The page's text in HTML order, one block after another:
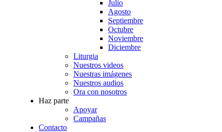
Julio
Agosto
Septiembre
Octubre
Noviembre
Diciembre
Liturgia
Nuestros videos
Nuestras imágenes
Nuestros audios
Ora con nosotros
Haz parte
Apoyar
Campañas
Contacto